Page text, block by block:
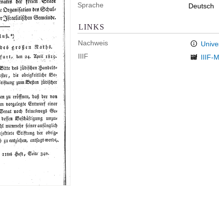
Sprache
Deutsch
LINKS
Nachweis
IIIF
IIIF-